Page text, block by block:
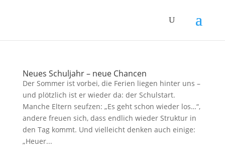
Neues Schuljahr – neue Chancen
Der Sommer ist vorbei, die Ferien liegen hinter uns –
und plötzlich ist er wieder da: der Schulstart.
Manche Eltern seufzen: „Es geht schon wieder los…“,
andere freuen sich, dass endlich wieder Struktur in
den Tag kommt. Und vielleicht denken auch einige:
„Heuer...